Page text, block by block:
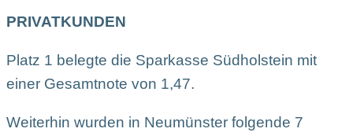
PRIVATKUNDEN
Platz 1 belegte die Sparkasse Südholstein mit
einer Gesamtnote von 1,47.
Weiterhin wurden in Neumünster folgende 7